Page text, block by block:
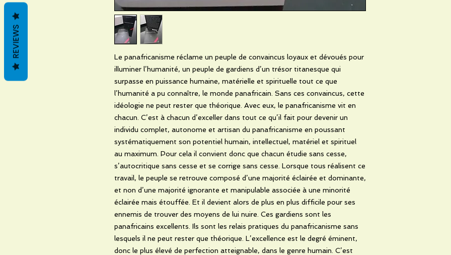
Le panafricanisme réclame un peuple de convaincus loyaux et dévoués pour
illuminer l’humanité, un peuple de gardiens d’un trésor titanesque qui
surpasse en puissance humaine, matérielle et spirituelle tout ce que
l’humanité a pu connaître, le monde panafricain. Sans ces convaincus, cette
idéologie ne peut rester que théorique. Avec eux, le panafricanisme vit en
chacun. C’est à chacun d’exceller dans tout ce qu’il fait pour devenir un
individu complet, autonome et artisan du panafricanisme en poussant
systématiquement son potentiel humain, intellectuel, matériel et spirituel
au maximum. Pour cela il convient donc que chacun étudie sans cesse,
s’autocritique sans cesse et se corrige sans cesse. Lorsque tous réalisent ce
travail, le peuple se retrouve composé d’une majorité éclairée et dominante,
et non d’une majorité ignorante et manipulable associée à une minorité
éclairée mais étouffée. Et il devient alors de plus en plus difficile pour ses
ennemis de trouver des moyens de lui nuire. Ces gardiens sont les
panafricains excellents. Ils sont les relais pratiques du panafricanisme sans
lesquels il ne peut rester que théorique. L’excellence est le degré éminent,
donc le plus élevé de perfection atteignable, dans le genre humain. C’est
REVIEWS